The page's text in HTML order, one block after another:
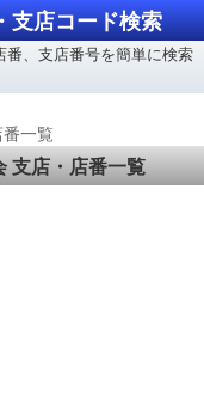
支店コード検索
、支店番号を簡単に検索
一覧
支店・店番一覧